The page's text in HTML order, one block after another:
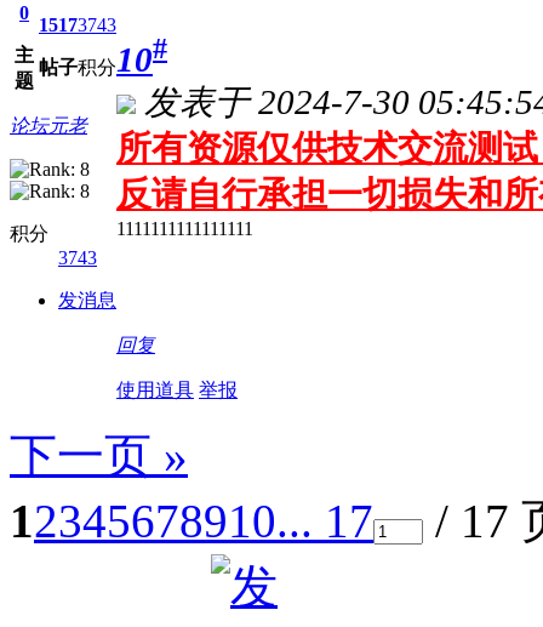
0
主
题
1517
帖子
3743
积分
论坛元老
积分
3743
发消息
10#
发表于 2024-7-30
所有资源仅供技术交流测
反请自行承担一切损失和
1111111111111111
回复
使用道具 举报
下一页 »
12345678910... 17 / 17